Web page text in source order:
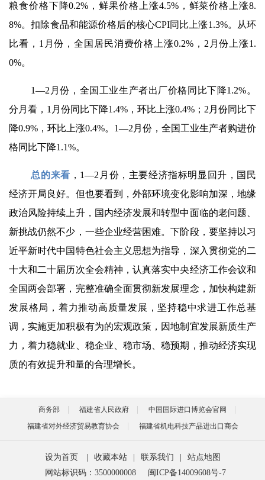
粮食价格下降0.2%，鲜果价格上涨4.5%，鲜菜价格上涨8.
8%。扣除食品和能源价格后的核心CPI同比上涨1.3%。从环
比看，1月份，全国居民消费价格上涨0.2%，2月份上涨1.
0%。
1—2月份，全国工业生产者出厂价格同比下降1.2%。
分月看，1月份同比下降1.4%，环比上涨0.4%；2月份同比下
降0.9%，环比上涨0.4%。1—2月份，全国工业生产者购进价
格同比下降1.1%。
总的来看 ， 1—2月份，主要经济指标明显回升，国民
经济开局良好。但也要看到，外部环境变化影响加深，地缘
政治风险持续上升，国内经济发展和转型中面临的老问题、
新挑战仍然不少，一些企业经营困难。下阶段，要坚持以习
近平新时代中国特色社会主义思想为指导，深入贯彻党的二
十大和二十届历次全会精神，认真落实中央经济工作会议和
全国两会部署，完整准确全面贯彻新发展理念，加快构建新
发展格局，着力推动高质量发展，坚持稳中求进工作总基
调，实施更加积极有为的宏观政策，因地制宜发展新质生产
力，着力稳就业、稳企业、稳市场、稳预期，推动经济实现
质的有效提升和量的合理增长。
商务部 福建省人民政府
中国国际进口博览会官网
福建省对外经济贸易教育协会
福建省机电科技产品进出口商会
设为首页 收藏本站 联系我们
站点地图
网站标识码：3500000008
闽ICP备14009608号-7